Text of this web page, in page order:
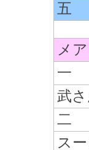
五
メ
一
武さ
二
ス